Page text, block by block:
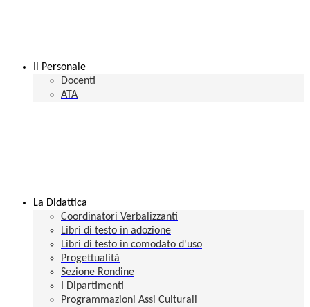
Il Personale
Docenti
ATA
La Didattica
Coordinatori Verbalizzanti
Libri di testo in adozione
Libri di testo in comodato d'uso
Progettualità
Sezione Rondine
I Dipartimenti
Programmazioni Assi Culturali